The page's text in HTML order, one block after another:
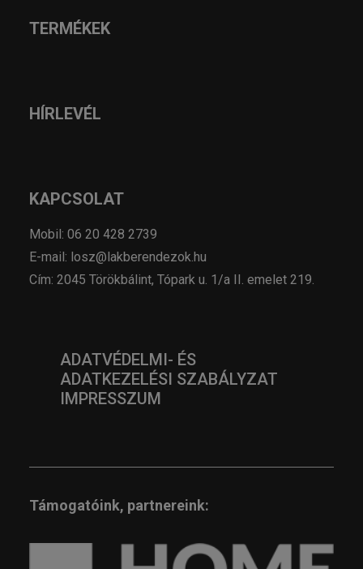
TERMÉKEK
HÍRLEVÉL
KAPCSOLAT
Mobil: 06 20 428 2739
E-mail: losz@lakberendezok.hu
Cím: 2045 Törökbálint, Tópark u. 1/a II. emelet 219.
ADATVÉDELMI- ÉS
ADATKEZELÉSI SZABÁLYZAT
IMPRESSZUM
Támogatóink, partnereink: